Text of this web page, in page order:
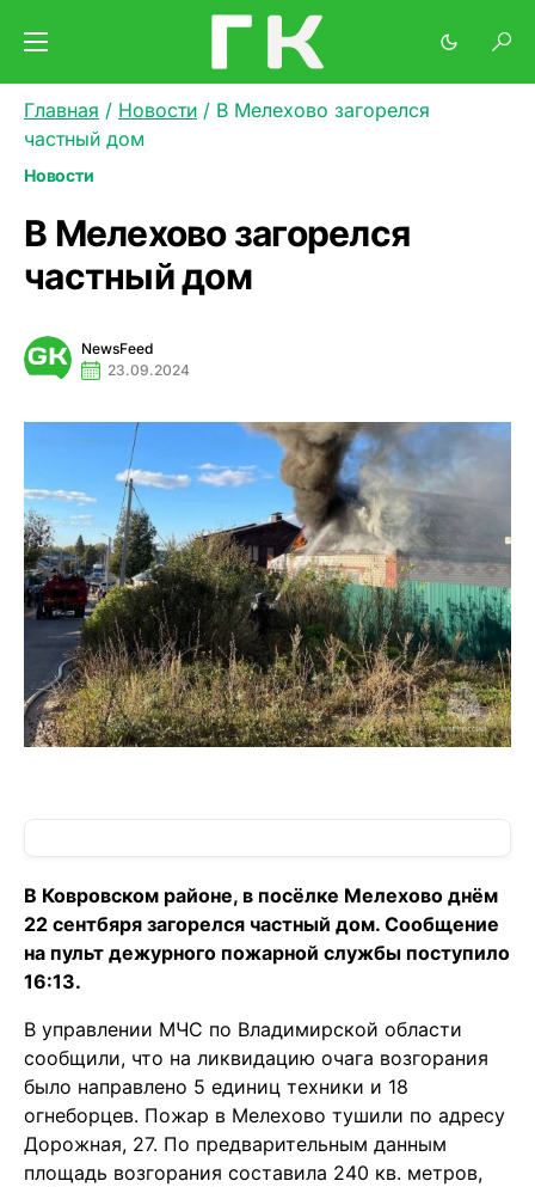
Главная / Новости / В Мелехово загорелся
частный дом
Новости
В Мелехово загорелся
частный дом
NewsFeed
23.09.2024
В Ковровском районе, в посёлке Мелехово днём
22 сентбяря загорелся частный дом. Сообщение
на пульт дежурного пожарной службы поступило
16:13.
В управлении МЧС по Владимирской области
сообщили, что на ликвидацию очага возгорания
было направлено 5 единиц техники и 18
огнеборцев. Пожар в Мелехово тушили по адресу
Дорожная, 27. По предварительным данным
площадь возгорания составила 240 кв. метров,